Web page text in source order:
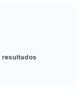
resultados